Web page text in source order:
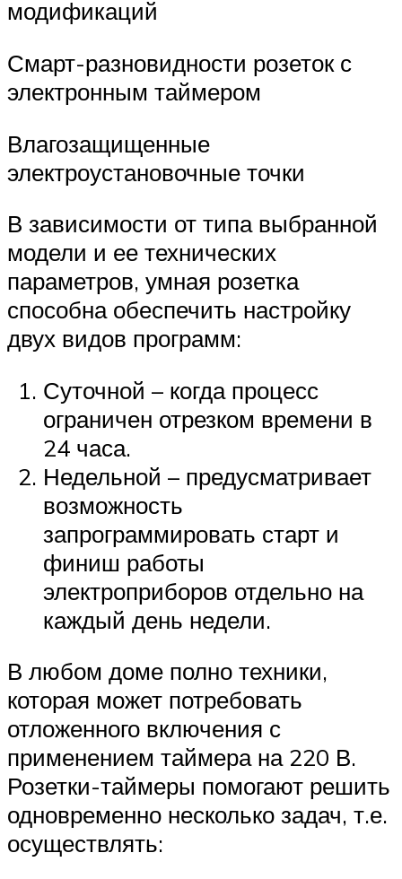
модификаций
Смарт-разновидности розеток с
электронным таймером
Влагозащищенные
электроустановочные точки
В зависимости от типа выбранной
модели и ее технических
параметров, умная розетка
способна обеспечить настройку
двух видов программ:
Суточной – когда процесс
ограничен отрезком времени в
24 часа.
Недельной – предусматривает
возможность
запрограммировать старт и
финиш работы
электроприборов отдельно на
каждый день недели.
В любом доме полно техники,
которая может потребовать
отложенного включения с
применением таймера на 220 В.
Розетки-таймеры помогают решить
одновременно несколько задач, т.е.
осуществлять: